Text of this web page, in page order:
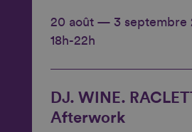
20 août — 3 septembre
18h-22h
DJ. WINE.
Afterwork